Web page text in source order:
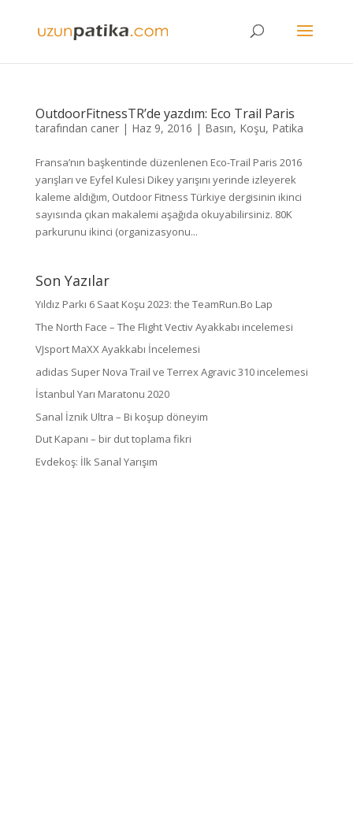
OutdoorFitnessTR’de yazdım: Eco Trail Paris
tarafından caner| Haz 9, 2016 | Basın, Koşu, Patika
Fransa’nın başkentinde düzenlenen Eco-Trail Paris 2016
yarışları ve Eyfel Kulesi Dikey yarışını yerinde izleyerek
kaleme aldığım, Outdoor Fitness Türkiye dergisinin ikinci
sayısında çıkan makalemi aşağıda okuyabilirsiniz. 80K
parkurunu ikinci (organizasyonu...
Son Yazılar
Yıldız Parkı 6 Saat Koşu 2023: the TeamRun.Bo Lap
The North Face – The Flight Vectiv Ayakkabı incelemesi
VJsport MaXX Ayakkabı İncelemesi
adidas Super Nova Trail ve Terrex Agravic 310 incelemesi
İstanbul Yarı Maratonu 2020
Sanal İznik Ultra – Bi koşup döneyim
Dut Kapanı – bir dut toplama fikri
Evdekoş: İlk Sanal Yarışım